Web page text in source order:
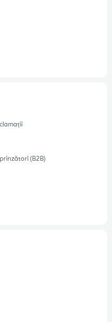
(B2B)